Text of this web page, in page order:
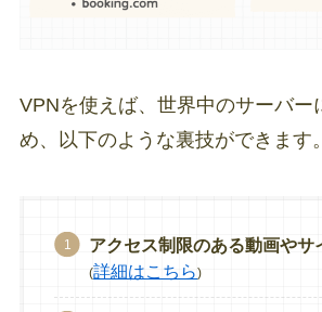
VPNを使えば、世界中のサーバー
め、以下のような裏技ができます。
アクセス制限のある動画やサ
(詳細はこちら)